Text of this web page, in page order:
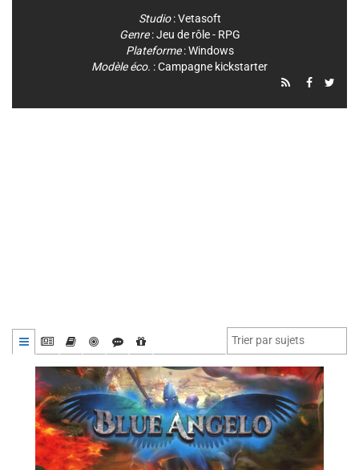
Studio:Vetasoft
Genre:Jeu de rôle - RPG
Plateforme:Windows
Modèle éco. : Campagne kickstarter